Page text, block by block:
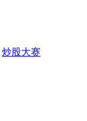
炒股大赛